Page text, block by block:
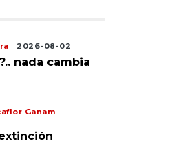
2026-08-02
nada cambia
Ganam